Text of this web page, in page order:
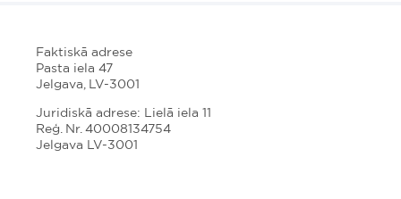
Faktiskā adrese
Pasta iela 47
Jelgava, LV-3001
Juridiskā adrese: Lielā iela 11
Reģ. Nr. 40008134754
Jelgava LV-3001